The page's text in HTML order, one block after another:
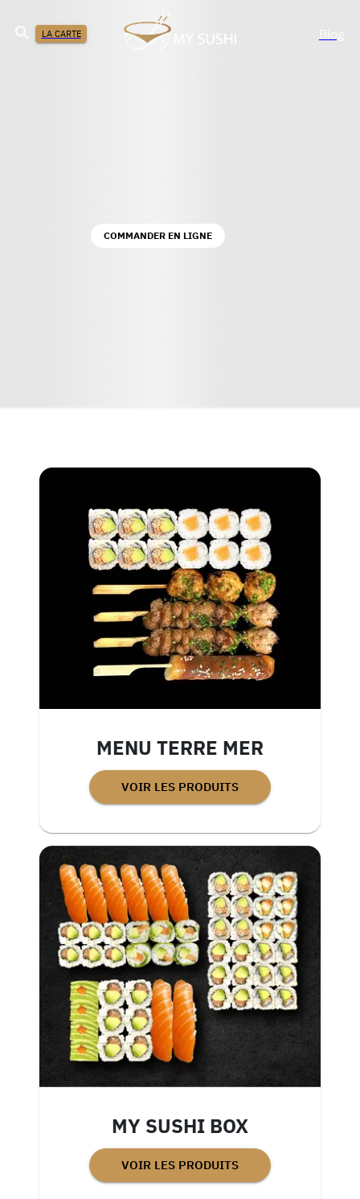
LA CARTE Blog
COMMANDER EN LIGNE
MENU TERRE MER
VOIR LES PRODUITS
MY SUSHI BOX
VOIR LES PRODUITS